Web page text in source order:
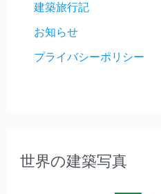
建築旅行記
お知らせ
プライバシーポリシー
世界の建築写真